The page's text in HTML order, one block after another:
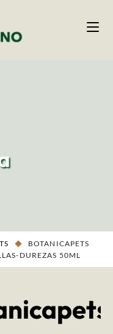
BOTANICAPETS
DUREZAS 50ML